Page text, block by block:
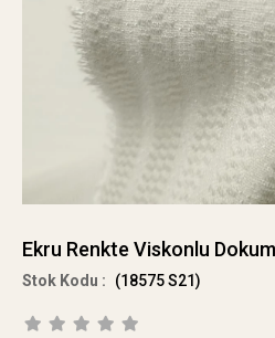
Ekru Renkte Viskonlu
(18575 S21)